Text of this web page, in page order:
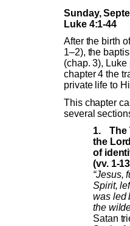
Sunday,
Luke 4:1-44
After the birth
1–2), the
(chap. 3), Luke
chapter 4 the
private life to
This chapter
several
1.
The
the
of
(vv. 1-
“Jesus,
Spirit,
was led
the
Satan